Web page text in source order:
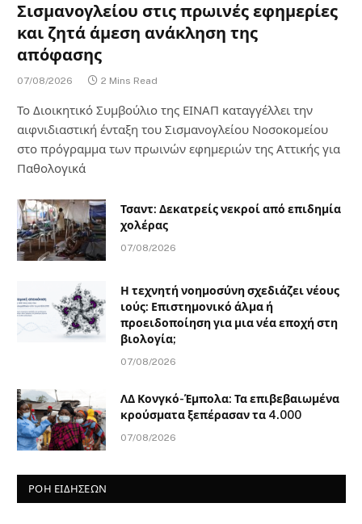
Σισμανογλείου στις πρωινές εφημερίες
και ζητά άμεση ανάκληση της
απόφασης
07/08/2026 2 Mins Read
Το Διοικητικό Συμβούλιο της ΕΙΝΑΠ καταγγέλλει την
αιφνιδιαστική ένταξη του Σισμανογλείου Νοσοκομείου
στο πρόγραμμα των πρωινών εφημεριών της Αττικής για
Παθολογικά
Τσαντ: Δεκατρείς νεκροί από επιδημία
χολέρας
07/08/2026
Η τεχνητή νοημοσύνη σχεδιάζει νέους
ιούς: Επιστημονικό άλμα ή
προειδοποίηση για μια νέα εποχή στη
βιολογία;
07/08/2026
ΛΔ Κονγκό-Έμπολα: Τα επιβεβαιωμένα
κρούσματα ξεπέρασαν τα 4.000
07/08/2026
ΡΟΗ ΕΙΔΗΣΕΩΝ